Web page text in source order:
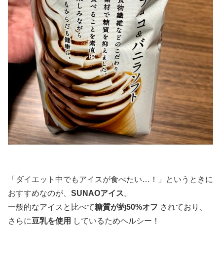
「ダイエット中でもアイスが食べたい…！」というときに
おすすめなのが、 SUNAOアイス。
一般的なアイスと比べて糖質が約50%オフ されており、
さらに豆乳を使用 しているためヘルシー！